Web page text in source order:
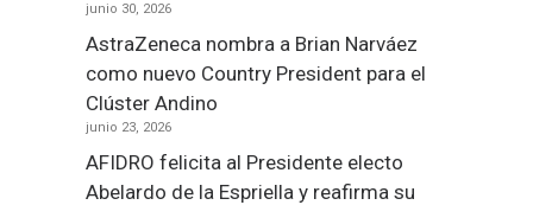
junio 30, 2026
AstraZeneca nombra a Brian Narváez
como nuevo Country President para el
Clúster Andino
junio 23, 2026
AFIDRO felicita al Presidente electo
Abelardo de la Espriella y reafirma su